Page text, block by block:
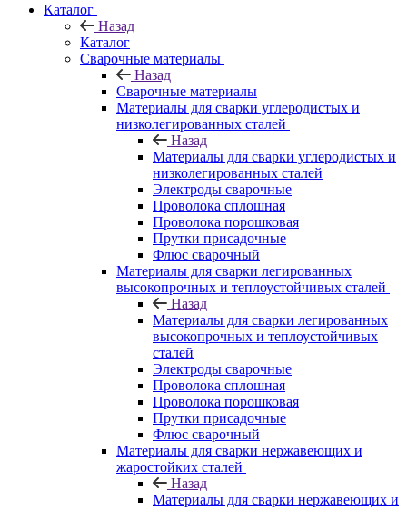
Каталог
Назад
Каталог
Сварочные материалы
Назад
Сварочные материалы
Материалы для сварки углеродистых и
низколегированных сталей
Назад
Материалы для сварки углеродистых и
низколегированных сталей
Электроды сварочные
Проволока сплошная
Проволока порошковая
Прутки присадочные
Флюс сварочный
Материалы для сварки легированных
высокопрочных и теплоустойчивых сталей
Назад
Материалы для сварки легированных
высокопрочных и теплоустойчивых
сталей
Электроды сварочные
Проволока сплошная
Проволока порошковая
Прутки присадочные
Флюс сварочный
Материалы для сварки нержавеющих и
жаростойких сталей
Назад
Материалы для сварки нержавеющих и